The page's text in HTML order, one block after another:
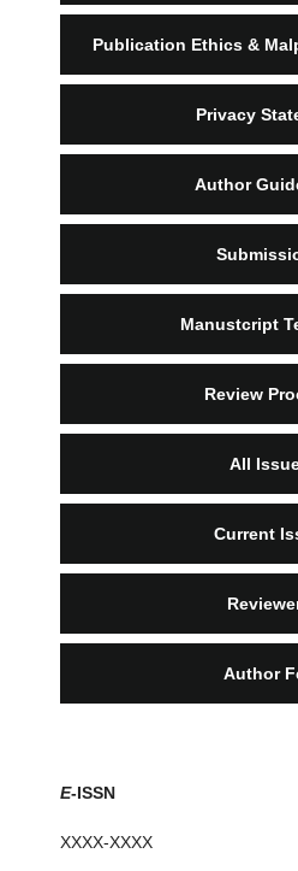
Publication Ethics &
Privacy
Author
Manustcript
Review
All
Current
Author
E-ISSN
XXXX-XXXX